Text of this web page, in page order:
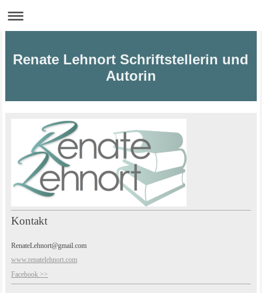
Renate Lehnort Schriftstellerin und
Autorin
Kontakt
RenateLehnort@gmail.com
www.renatelehnort.com
Facebook >>